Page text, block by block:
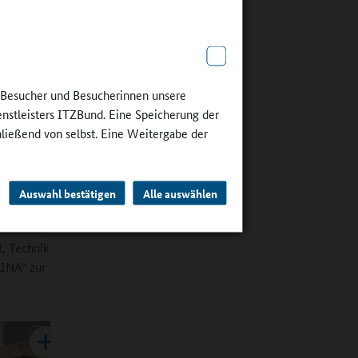
und Besucherinnen unsere
ITZBund. Eine Speicherung der
von selbst. Eine Weitergabe der
Auswahl bestätigen Alle auswählen
Technik
zur